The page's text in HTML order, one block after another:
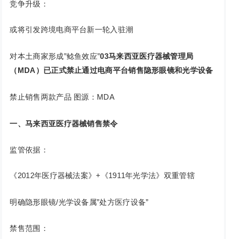
竞争升级：
或将引发跨境电商平台新一轮入驻潮
对本土商家形成”鲶鱼效应”03马来西亚医疗器械管理局
（MDA）已正式禁止通过电商平台销售隐形眼镜和光学设备
禁止销售两款产品 图源：MDA
一、马来西亚医疗器械销售禁令
监管依据：
《2012年医疗器械法案》+《1911年光学法》双重管辖
明确隐形眼镜/光学设备属”处方医疗设备”
禁售范围：